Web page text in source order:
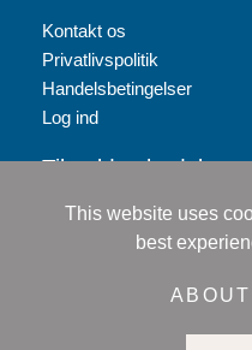
Kontakt os
Privatlivspolitik
Handelsbetingelser
Log ind
Tilmeld nyhedsbrev
Jeg accepterer
This website uses
best